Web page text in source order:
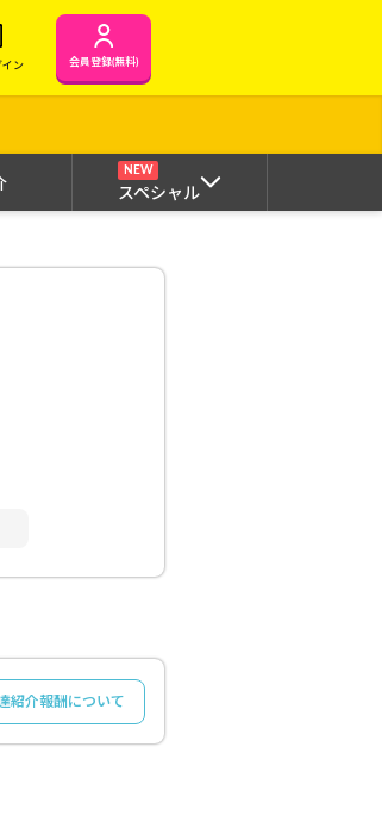
イン 会員登録(無料)
NEW
スペシャル
紹介報酬について